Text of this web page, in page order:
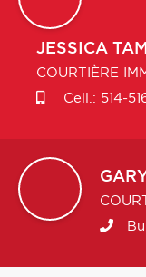
JESSICA TAM
COURTIÈRE
Cell.: 514-